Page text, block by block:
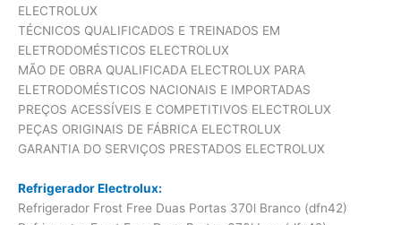
ELECTROLUX
TÉCNICOS QUALIFICADOS E TREINADOS EM
ELETRODOMÉSTICOS ELECTROLUX
MÃO DE OBRA QUALIFICADA ELECTROLUX PARA
ELETRODOMÉSTICOS NACIONAIS E IMPORTADAS
PREÇOS ACESSÍVEIS E COMPETITIVOS ELECTROLUX
PEÇAS ORIGINAIS DE FÁBRICA ELECTROLUX
GARANTIA DO SERVIÇOS PRESTADOS ELECTROLUX
Refrigerador Electrolux:
Refrigerador Frost Free Duas Portas 370l Branco (dfn42)